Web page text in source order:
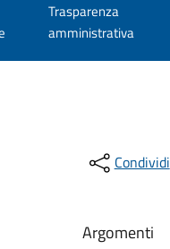
Trasparenza
amministrativa
Condividi
Argomenti